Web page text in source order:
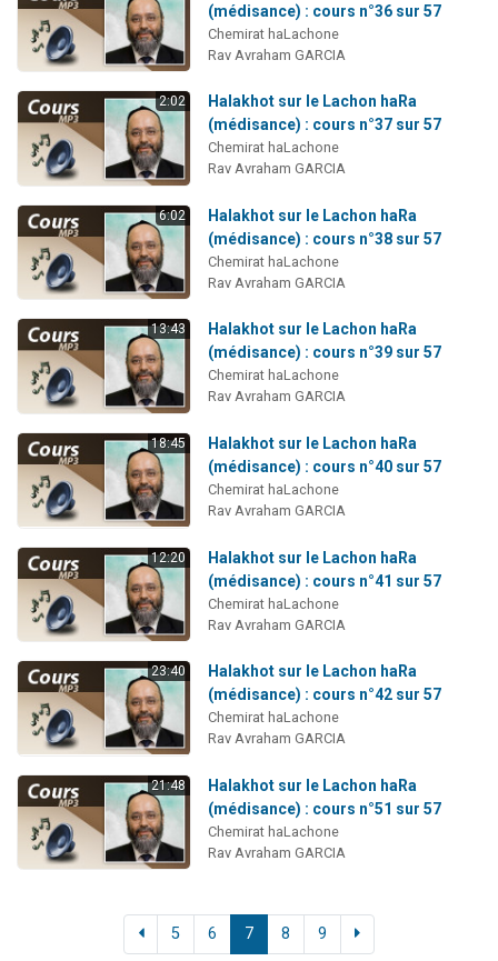
(médisance) : cours n°36 sur 57
Chemirat haLachone
Rav Avraham GARCIA
2:02
Halakhot sur le Lachon haRa
(médisance) : cours n°37 sur 57
Chemirat haLachone
Rav Avraham GARCIA
6:02
Halakhot sur le Lachon haRa
(médisance) : cours n°38 sur 57
Chemirat haLachone
Rav Avraham GARCIA
13:43
Halakhot sur le Lachon haRa
(médisance) : cours n°39 sur 57
Chemirat haLachone
Rav Avraham GARCIA
18:45
Halakhot sur le Lachon haRa
(médisance) : cours n°40 sur 57
Chemirat haLachone
Rav Avraham GARCIA
12:20
Halakhot sur le Lachon haRa
(médisance) : cours n°41 sur 57
Chemirat haLachone
Rav Avraham GARCIA
23:40
Halakhot sur le Lachon haRa
(médisance) : cours n°42 sur 57
Chemirat haLachone
Rav Avraham GARCIA
21:48
Halakhot sur le Lachon haRa
(médisance) : cours n°51 sur 57
Chemirat haLachone
Rav Avraham GARCIA
5 6 7 8 9